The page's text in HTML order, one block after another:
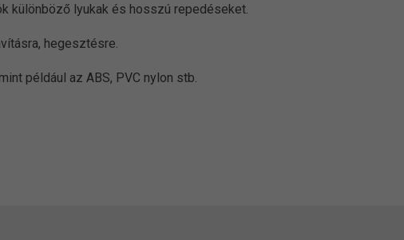
különböző lyukak és hosszú repedéseket.
hegesztésre.
például az ABS, PVC nylon stb.